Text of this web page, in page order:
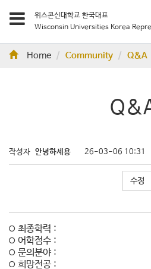
위스콘신대학교 한국대표
Wisconsin Universities Korea
Home Community Q&A
작성자 안녕하세용 26-03-06 10:31
수정
최종학력 :
어학점수 :
문의분야 :
희망전공 :